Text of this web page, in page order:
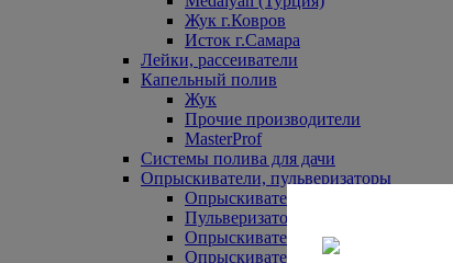
Жук г.Ковров
Исток г.Самара
Лейки, рассеиватели
Капельный полив
Жук
Прочие производители
MasterProf
Системы полива для дачи
Опрыскиватели, пульверизаторы
Опрыскиватели аккумуляторные
Пульверизаторы прочие
Опрыскиватели Урожайная сотка
Опрыскиватели Жук